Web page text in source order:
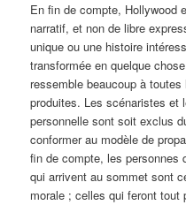
En fin de compte, Hollywood
narratif, et non de libre
unique ou une histoire
transformée en quelque
ressemble beaucoup à
produites. Les scénaristes et
personnelle sont soit exclus
conformer au modèle de
fin de compte, les personnes
qui arrivent au sommet sont
morale ; celles qui feront tout